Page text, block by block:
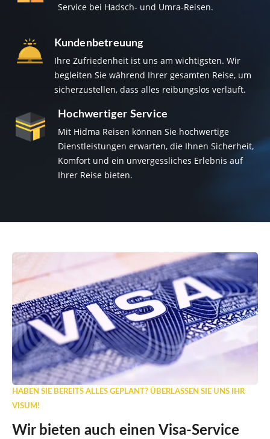
Service bei Hadsch- und Umra-Reisen.
Kundenbetreuung
Ihre Zufriedenheit ist uns am wichtigsten. Wir
begleiten Sie während Ihrer gesamten Reise, um
sicherzustellen, dass alles reibungslos verläuft.
Hochwertiger Service
Mit Hidma Reisen können Sie hochwertige
Dienstleistungen erwarten, die Ihnen Sicherheit,
Komfort und ein unvergessliches Erlebnis auf
Ihrer Reise bieten.
HABEN SIE BEREITS ALLES GEPLANT? ÜBERLASSEN SIE UNS IHR
VISUM!
Wir bieten auch einen Visa-Service